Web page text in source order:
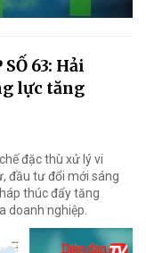
63: Hải
lực tăng
đặc thù xử lý vi
đầu tư đổi mới sáng
thúc đẩy tăng
doanh nghiệp.